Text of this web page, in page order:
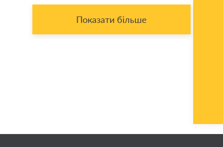
Показати більше